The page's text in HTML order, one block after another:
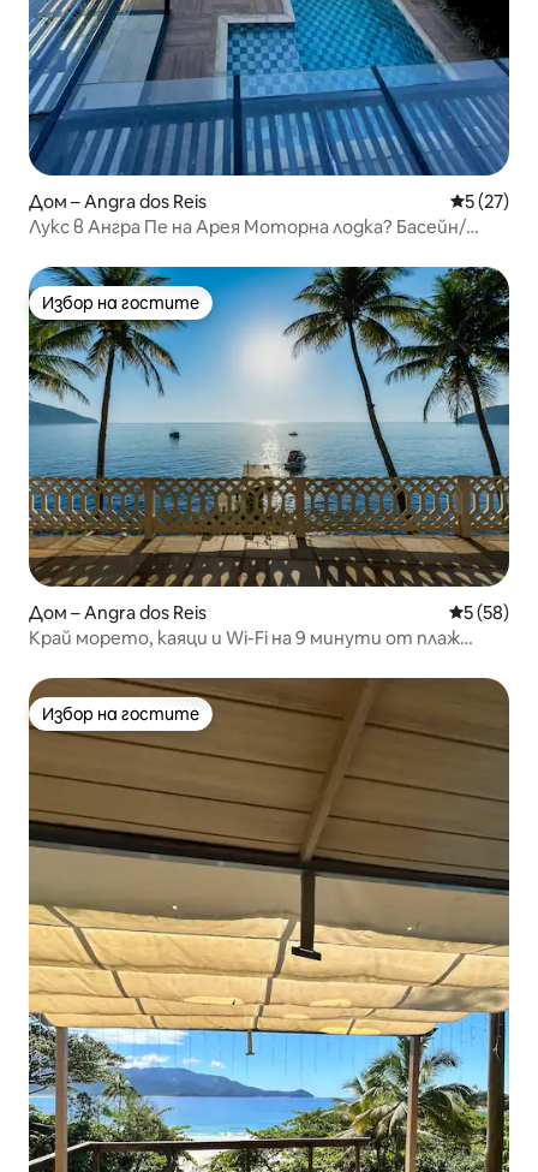
Дом – Angra dos Reis Средна
5 (27)
Лукс в Ангра Пе на Арея Моторна лодка? Басейн/
Избор на гостите
Избор на гостите
Дом – Angra dos Reis Средна
5 (58)
Край морето, каяци и Wi-Fi на 9 минути от плаж
Избор на гостите
Избор на гостите